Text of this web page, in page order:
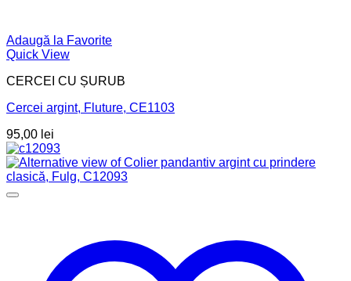
Adaugă la Favorite
Quick View
CERCEI CU ȘURUB
Cercei argint, Fluture, CE1103
95,00 lei